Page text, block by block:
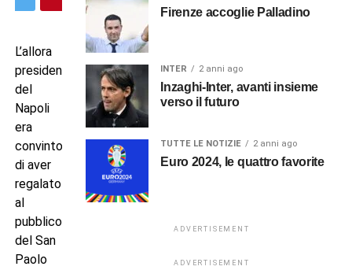
L’allora
presidente
del
Napoli
era
convinto
di aver
regalato
al
pubblico
del San
Paolo
Firenze accoglie Palladino
INTER 2 anni ago
Inzaghi-Inter, avanti insieme
verso il futuro
TUTTE LE NOTIZIE 2 anni ago
Euro 2024, le quattro favorite
ADVERTISEMENT
ADVERTISEMENT